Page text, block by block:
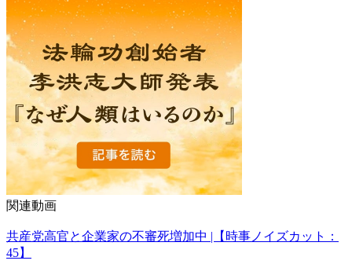
関連動画
共産党高官と企業家の不審死増加中 |【時事ノイズカット：
45】